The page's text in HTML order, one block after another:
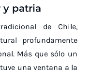
y patria
de Chile,
profundamente
Más que sólo un
una ventana a la